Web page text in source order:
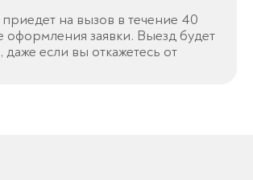
на вызов в течение 40
оформления заявки. Выезд будет
если вы откажетесь от